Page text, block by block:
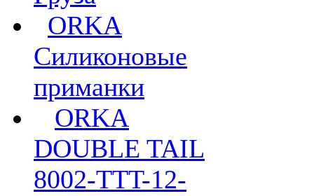
ORKA
Силиконовые
приманки
ORKA
DOUBLE TAIL
8002-TTT-12-